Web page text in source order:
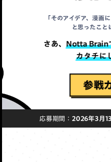
「そのアイデア、漫画
と思ったこと
さあ、Notta Brain
カタチに
参戦
応募期間： 2026年3月